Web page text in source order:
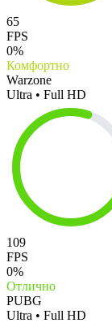
65
FPS
0%
Комфортно
Warzone
Ultra • Full HD
109
FPS
0%
Отлично
PUBG
Ultra • Full HD